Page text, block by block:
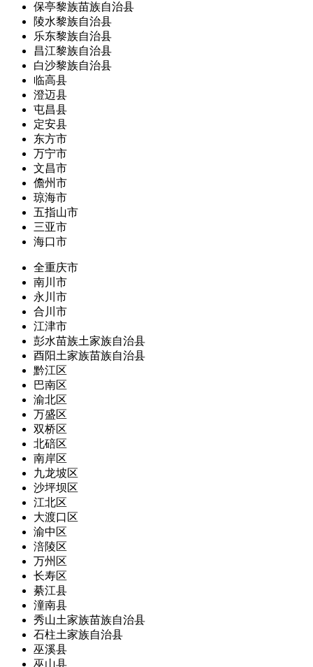
保亭黎族苗族自治县
陵水黎族自治县
乐东黎族自治县
昌江黎族自治县
白沙黎族自治县
临高县
澄迈县
屯昌县
定安县
东方市
万宁市
文昌市
儋州市
琼海市
五指山市
三亚市
海口市
全重庆市
南川市
永川市
合川市
江津市
彭水苗族土家族自治县
酉阳土家族苗族自治县
黔江区
巴南区
渝北区
万盛区
双桥区
北碚区
南岸区
九龙坡区
沙坪坝区
江北区
大渡口区
渝中区
涪陵区
万州区
长寿区
綦江县
潼南县
秀山土家族苗族自治县
石柱土家族自治县
巫溪县
巫山县